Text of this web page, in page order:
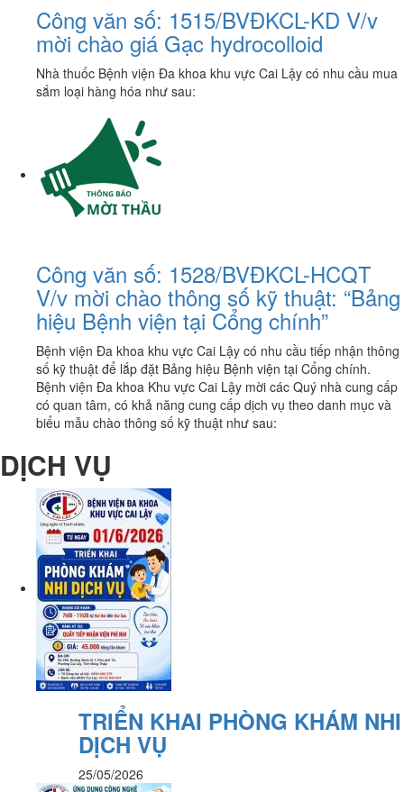
Công văn số: 1515/BVĐKCL-KD V/v
mời chào giá Gạc hydrocolloid
Nhà thuốc Bệnh viện Đa khoa khu vực Cai Lậy có nhu cầu mua
sắm loại hàng hóa như sau:
Công văn số: 1528/BVĐKCL-HCQT
V/v mời chào thông số kỹ thuật: “Bảng
hiệu Bệnh viện tại Cổng chính”
Bệnh viện Đa khoa khu vực Cai Lậy có nhu cầu tiếp nhận thông
số kỹ thuật để lắp đặt Bảng hiệu Bệnh viện tại Cổng chính.
Bệnh viện Đa khoa Khu vực Cai Lậy mời các Quý nhà cung cấp
có quan tâm, có khả năng cung cấp dịch vụ theo danh mục và
biểu mẫu chào thông số kỹ thuật như sau:
DỊCH VỤ
TRIỂN KHAI PHÒNG KHÁM NHI
DỊCH VỤ
25/05/2026